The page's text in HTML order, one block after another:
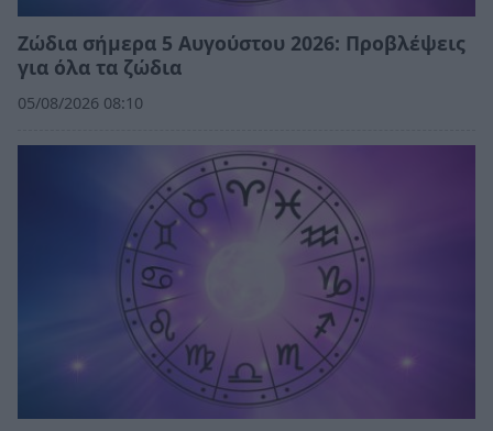
Ζώδια σήμερα 5 Αυγούστου 2026: Προβλέψεις
για όλα τα ζώδια
05/08/2026 08:10